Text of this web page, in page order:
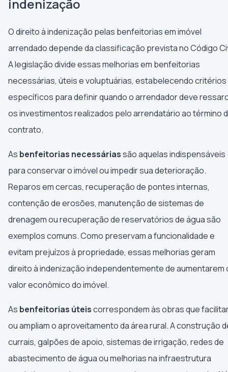
indenização
O direito à indenização pelas benfeitorias em imóvel
arrendado depende da classificação prevista no Código
A legislação divide essas melhorias em benfeitorias
necessárias, úteis e voluptuárias, estabelecendo critérios
específicos para definir quando o arrendador deve
os investimentos realizados pelo arrendatário ao término
contrato.
As benfeitorias necessáriassão aquelas indispensáveis
para conservar o imóvel ou impedir sua deterioração.
Reparos em cercas, recuperação de pontes internas,
contenção de erosões, manutenção de sistemas de
drenagem ou recuperação de reservatórios de água são
exemplos comuns. Como preservam a funcionalidade e
evitam prejuízos à propriedade, essas melhorias geram
direito à indenização independentemente de aumentarem
valor econômico do imóvel.
As benfeitorias úteiscorrespondem às obras que
ou ampliam o aproveitamento da área rural. A construção
currais, galpões de apoio, sistemas de irrigação, redes de
abastecimento de água ou melhorias na infraestrutura